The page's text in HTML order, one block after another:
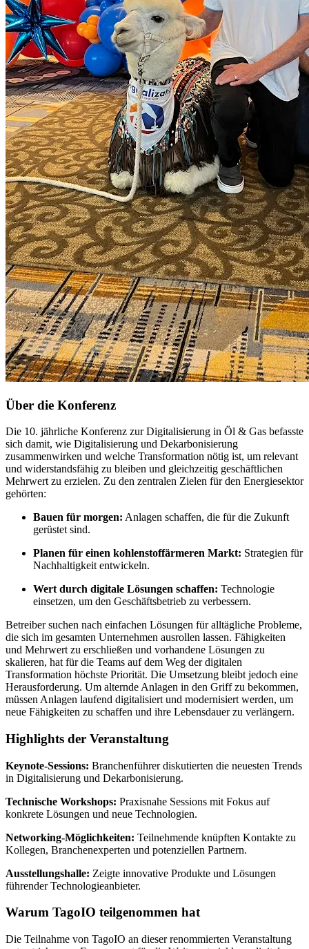
Über die Konferenz
Die 10. jährliche Konferenz zur Digitalisierung in Öl & Gas befasste
sich damit, wie Digitalisierung und Dekarbonisierung
zusammenwirken und welche Transformation nötig ist, um relevant
und widerstandsfähig zu bleiben und gleichzeitig geschäftlichen
Mehrwert zu erzielen. Zu den zentralen Zielen für den Energiesektor
gehörten:
Bauen für morgen: Anlagen schaffen, die für die Zukunft
gerüstet sind.
Planen für einen kohlenstoffärmeren Markt: Strategien für
Nachhaltigkeit entwickeln.
Wert durch digitale Lösungen schaffen: Technologie
einsetzen, um den Geschäftsbetrieb zu verbessern.
Betreiber suchen nach einfachen Lösungen für alltägliche Probleme,
die sich im gesamten Unternehmen ausrollen lassen. Fähigkeiten
und Mehrwert zu erschließen und vorhandene Lösungen zu
skalieren, hat für die Teams auf dem Weg der digitalen
Transformation höchste Priorität. Die Umsetzung bleibt jedoch eine
Herausforderung. Um alternde Anlagen in den Griff zu bekommen,
müssen Anlagen laufend digitalisiert und modernisiert werden, um
neue Fähigkeiten zu schaffen und ihre Lebensdauer zu verlängern.
Highlights der Veranstaltung
Keynote-Sessions: Branchenführer diskutierten die neuesten Trends
in Digitalisierung und Dekarbonisierung.
Technische Workshops: Praxisnahe Sessions mit Fokus auf
konkrete Lösungen und neue Technologien.
Networking-Möglichkeiten: Teilnehmende knüpften Kontakte zu
Kollegen, Branchenexperten und potenziellen Partnern.
Ausstellungshalle: Zeigte innovative Produkte und Lösungen
führender Technologieanbieter.
Warum TagoIO teilgenommen hat
Die Teilnahme von TagoIO an dieser renommierten Veranstaltung